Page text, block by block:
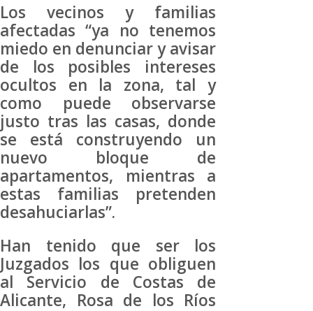
Los vecinos y familias
afectadas “ya no tenemos
miedo en denunciar y avisar
de los posibles intereses
ocultos en la zona, tal y
como puede observarse
justo tras las casas, donde
se está construyendo un
nuevo bloque de
apartamentos, mientras a
estas familias pretenden
desahuciarlas”.
Han tenido que ser los
Juzgados los que obliguen
al Servicio de Costas de
Alicante, Rosa de los Ríos